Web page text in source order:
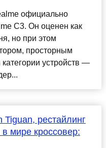
официально
C3. Он оценен как
но при этом
просторным
устройств —
рестайлинг
мире кроссовер: